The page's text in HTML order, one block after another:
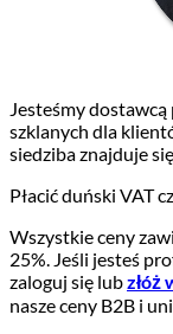
Jesteśmy
szklanych dla
siedziba znajduje
Płacić duński VAT
Wszystkie ceny
25%. Jeśli jesteś
zaloguj się lubzłóż
nasze ceny B2B i